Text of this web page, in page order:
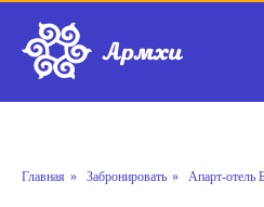
Главная » Забронировать » Апарт-отель